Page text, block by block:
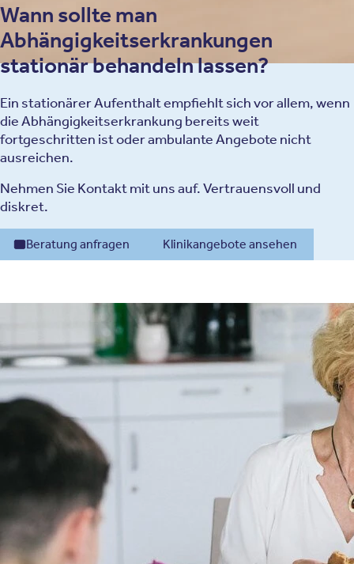
Wann sollte man
Abhängigkeitserkrankungen
stationär behandeln lassen?
Ein stationärer Aufenthalt empfiehlt sich vor allem, wenn
die Abhängigkeitserkrankung bereits weit
fortgeschritten ist oder ambulante Angebote nicht
ausreichen.
Nehmen Sie Kontakt mit uns auf. Vertrauensvoll und
diskret.
Beratung anfragen Klinikangebote ansehen
Ursachen einer Sucht
Wie eine Abhängigkeit entsteht und was sie im Gehirn und im Leben
der Betroffenen bewirkt
Biologische Veranlagung
Zwillings- und Familienstudien zeigen eine genetische
Veranlagung, die unter anderem das Risiko für
Alkoholabhängigkeit erhöhen kann. Ein einzelnes „Suchtgen"
gibt es jedoch nicht – genetische Faktoren erhöhen lediglich die
Wahrscheinlichkeit, machen aber niemanden zwangsläufig
abhängig.